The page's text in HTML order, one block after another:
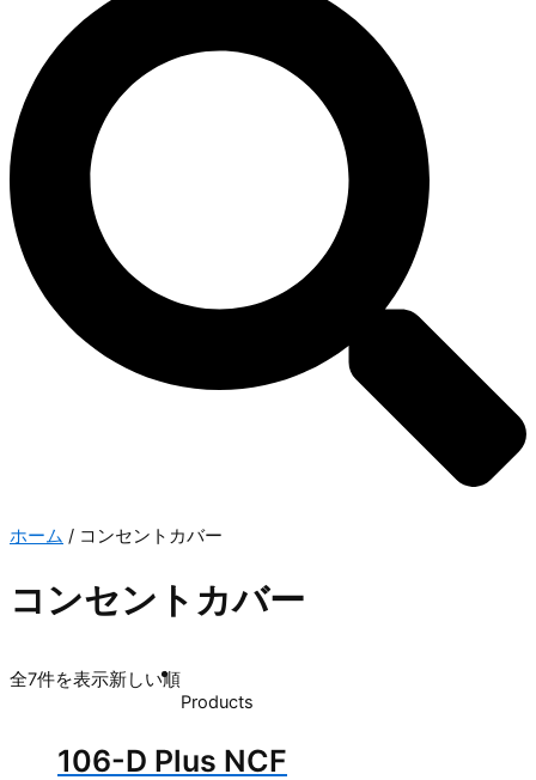
ホーム / コンセントカバー
コンセントカバー
全7件を表示新しい順
Products
106-D Plus NCF